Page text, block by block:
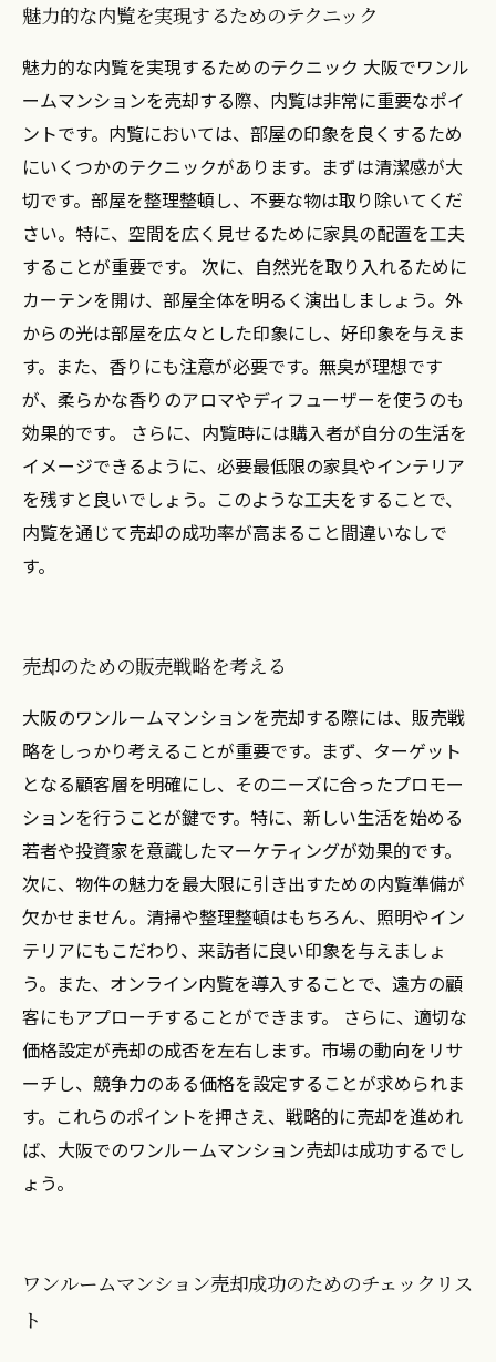
魅力的な内覧を実現するためのテクニック
魅力的な内覧を実現するためのテクニック 大阪でワンル
ームマンションを売却する際、内覧は非常に重要なポイ
ントです。内覧においては、部屋の印象を良くするため
にいくつかのテクニックがあります。まずは清潔感が大
切です。部屋を整理整頓し、不要な物は取り除いてくだ
さい。特に、空間を広く見せるために家具の配置を工夫
することが重要です。 次に、自然光を取り入れるために
カーテンを開け、部屋全体を明るく演出しましょう。外
からの光は部屋を広々とした印象にし、好印象を与えま
す。また、香りにも注意が必要です。無臭が理想です
が、柔らかな香りのアロマやディフューザーを使うのも
効果的です。 さらに、内覧時には購入者が自分の生活を
イメージできるように、必要最低限の家具やインテリア
を残すと良いでしょう。このような工夫をすることで、
内覧を通じて売却の成功率が高まること間違いなしで
す。
売却のための販売戦略を考える
大阪のワンルームマンションを売却する際には、販売戦
略をしっかり考えることが重要です。まず、ターゲット
となる顧客層を明確にし、そのニーズに合ったプロモー
ションを行うことが鍵です。特に、新しい生活を始める
若者や投資家を意識したマーケティングが効果的です。
次に、物件の魅力を最大限に引き出すための内覧準備が
欠かせません。清掃や整理整頓はもちろん、照明やイン
テリアにもこだわり、来訪者に良い印象を与えましょ
う。また、オンライン内覧を導入することで、遠方の顧
客にもアプローチすることができます。 さらに、適切な
価格設定が売却の成否を左右します。市場の動向をリサ
ーチし、競争力のある価格を設定することが求められま
す。これらのポイントを押さえ、戦略的に売却を進めれ
ば、大阪でのワンルームマンション売却は成功するでし
ょう。
ワンルームマンション売却成功のためのチェックリス
ト